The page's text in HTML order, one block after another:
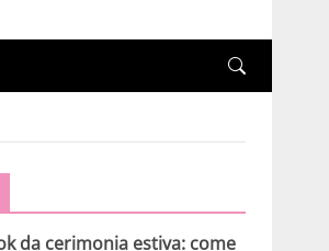
da cerimonia estiva: come